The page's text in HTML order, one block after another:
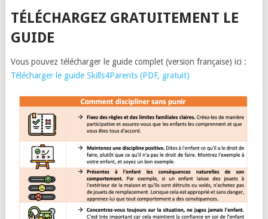
TÉLÉCHARGEZ GRATUITEMENT LE
GUIDE
Vous pouvez télécharger le guide complet (version française) ici :
Télécharger le guide Skills4Parents (PDF, gratuit)